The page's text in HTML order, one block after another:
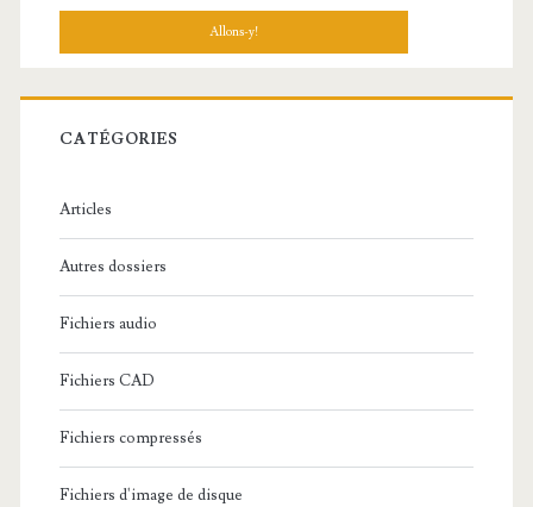
h
r
c
:
CATÉGORIES
Articles
Autres dossiers
Fichiers audio
Fichiers CAD
Fichiers compressés
Fichiers d'image de disque